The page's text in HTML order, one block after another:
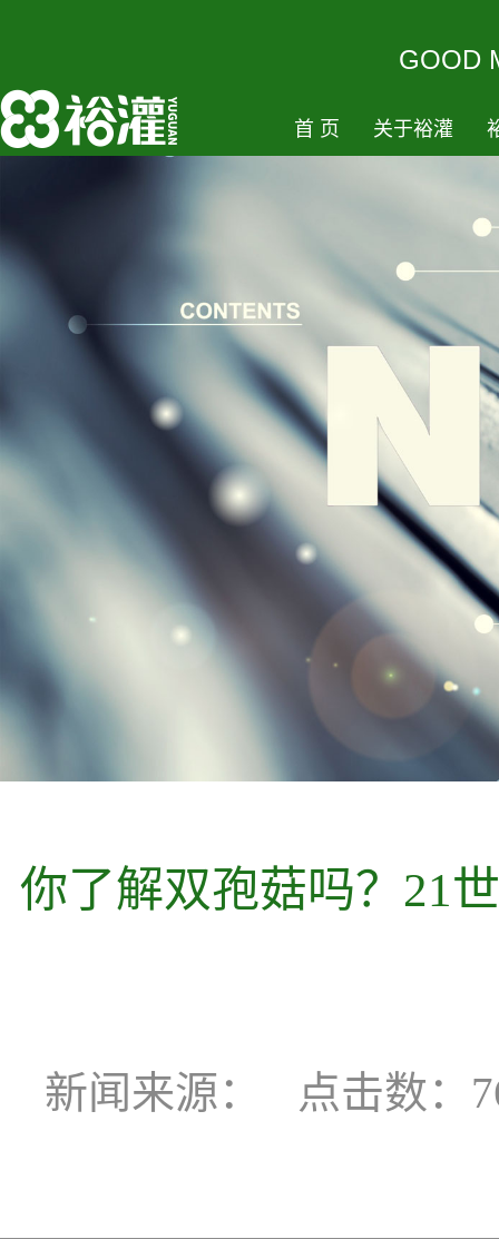
首页 关于裕灌
你了解双孢菇吗？21
新闻来源： 点击数：